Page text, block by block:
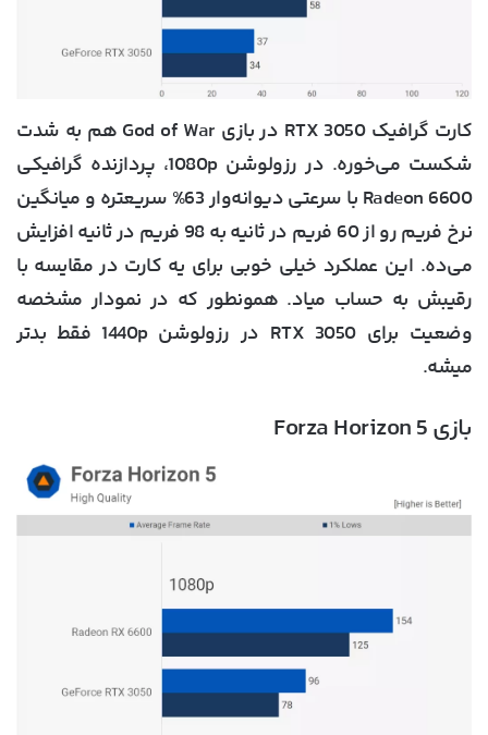
کارت گرافیک RTX 3050 در بازی God of War هم به شدت
شکست می‌خوره. در رزولوشن 1080p، پردازنده گرافیکی
Radeon 6600 با سرعتی دیوانه‌وار 63% سریعتره و میانگین
نرخ فریم رو از 60 فریم در ثانیه به 98 فریم در ثانیه افزایش
می‌ده. این عملکرد خیلی خوبی برای یه کارت در مقایسه با
رقیبش به حساب میاد. همونطور که در نمودار مشخصه
وضعیت برای RTX 3050 در رزولوشن 1440p فقط بدتر
میشه.
بازی Forza Horizon 5